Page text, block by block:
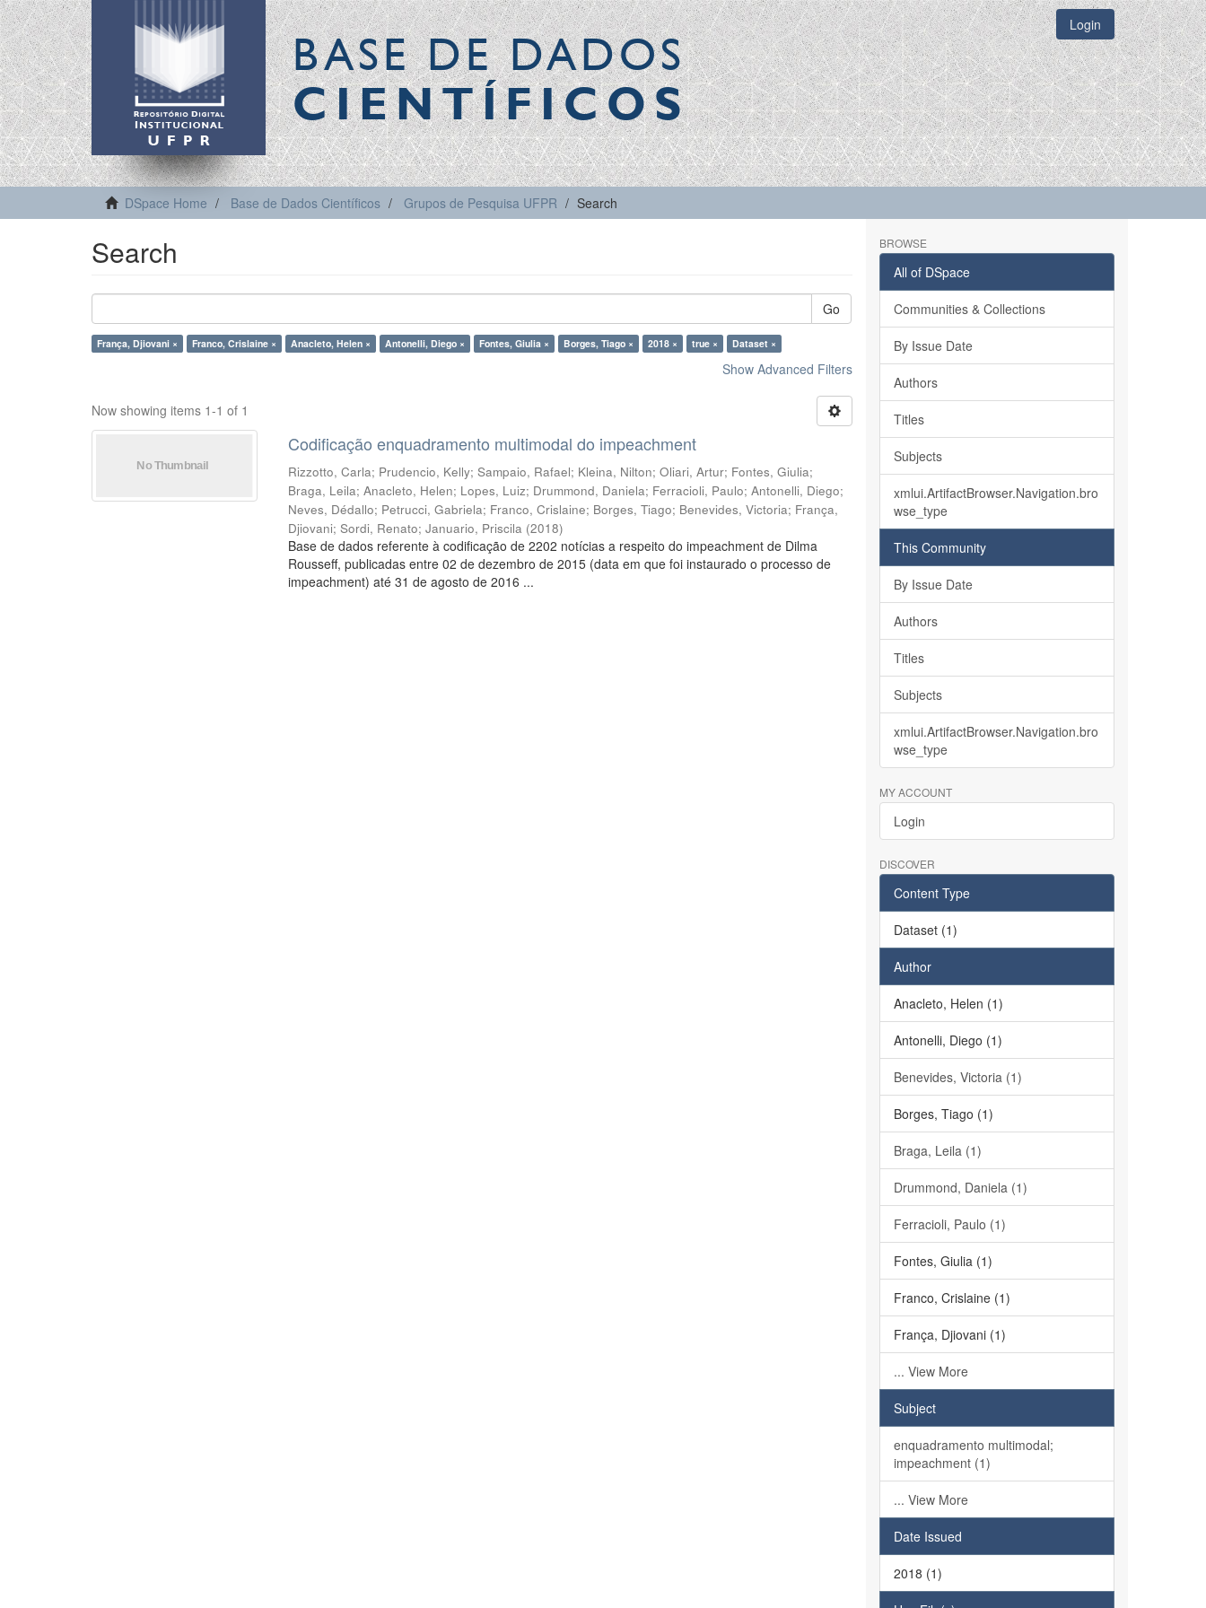
BASE DE DADOS
CIENTÍFICOS
Login
DSpace Home Base de Dados Científicos Grupos de Pesquisa UFPR Search
Search
Go
França, Djiovani × Franco, Crislaine × Anacleto, Helen × Antonelli, Diego × Fontes, Giulia × Borges, Tiago × 2018 × true × Dataset ×
Show Advanced Filters
Now showing items 1-1 of 1
Codificação enquadramento multimodal do impeachment
Rizzotto, Carla; Prudencio, Kelly;Sampaio, Rafael; Kleina, Nilton;Oliari, Artur; Fontes, Giulia;
Braga, Leila;Anacleto, Helen; Lopes, Luiz; Drummond, Daniela; Ferracioli, Paulo;Antonelli, Diego;
Neves, Dédallo; Petrucci, Gabriela; Franco, Crislaine; Borges, Tiago; Benevides, Victoria; França,
Djiovani;Sordi, Renato;Januario, Priscila (2018)
Base de dados referente à codificação de 2202 notícias a respeito do impeachment de Dilma
Rousseff, publicadas entre 02 de dezembro de 2015 (data em que foi instaurado o processo de
impeachment) até 31 de agosto de 2016 ...
BROWSE
All of DSpace
Communities & Collections
By Issue Date
Authors
Titles
Subjects
xmlui.ArtifactBrowser.Navigation.bro
wse_type
This Community
By Issue Date
Authors
Titles
Subjects
xmlui.ArtifactBrowser.Navigation.bro
wse_type
MY ACCOUNT
Login
DISCOVER
Content Type
Dataset (1)
Author
Anacleto, Helen (1)
Antonelli, Diego (1)
Benevides, Victoria (1)
Borges, Tiago (1)
Braga, Leila (1)
Drummond, Daniela (1)
Ferracioli, Paulo (1)
Fontes, Giulia (1)
Franco, Crislaine (1)
França, Djiovani (1)
... View More
Subject
enquadramento multimodal;
impeachment (1)
... View More
Date Issued
2018 (1)